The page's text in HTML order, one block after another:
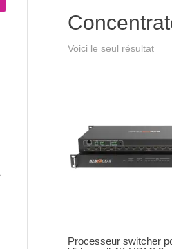
Voici le seul résultat
Processeur switcher